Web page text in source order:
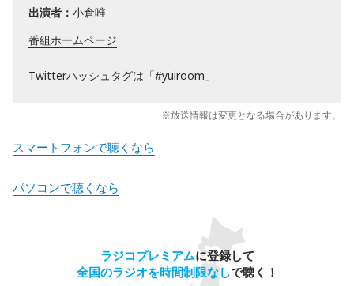
出演者： 小倉唯
番組ホームページ
Twitterハッシュタグは「#yuiroom」
※放送情報は変更となる場合があります。
スマートフォンで聴くなら
パソコンで聴くなら
ラジコプレミアムに登録して
全国のラジオを時間制限なしで聴く！